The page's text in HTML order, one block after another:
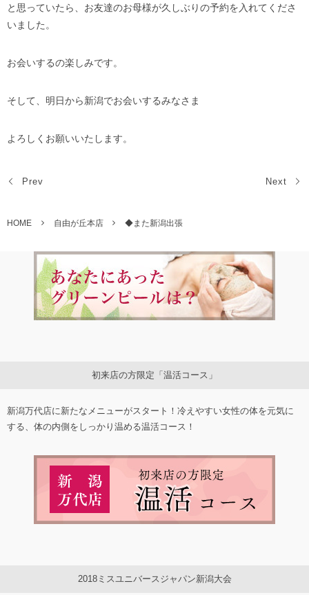
と思っていたら、お友達のお母様が久しぶりの予約を入れてくださ
いました。
お会いするの楽しみです。
そして、明日から新潟でお会いするみなさま
よろしくお願いいたします。
Prev Next
HOME 自由が丘本店 ◆また新潟出張
初来店の方限定「温活コース」
新潟万代店に新たなメニューがスタート！冷えやすい女性の体を元気に
する、体の内側をしっかり温める温活コース！
2018ミスユニバースジャパン新潟大会